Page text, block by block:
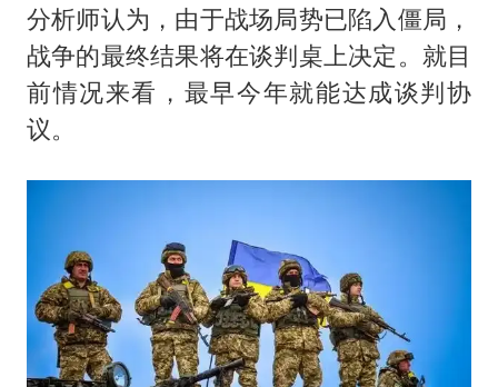
56岁刘奕君跟13岁女儿合跳
“还不如不放假”
分析师认为，由于战场局势已陷入僵局，
战争的最终结果将在谈判桌上决定。就目
前情况来看，最早今年就能达成谈判协
议。